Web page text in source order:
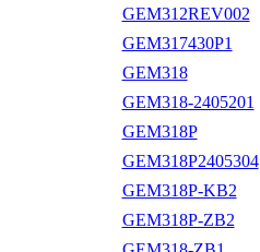
GEM312REV002
GEM317430P1
GEM318
GEM318-2405201
GEM318P
GEM318P2405304
GEM318P-KB2
GEM318P-ZB2